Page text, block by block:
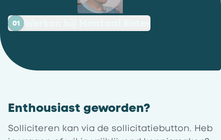
01
Enthousiast geworden?
Solliciteren kan via de sollicitatiebutton. Heb